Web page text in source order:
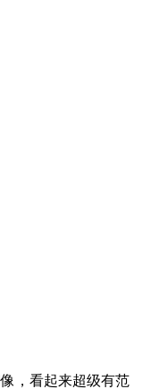
，看起来超级有范